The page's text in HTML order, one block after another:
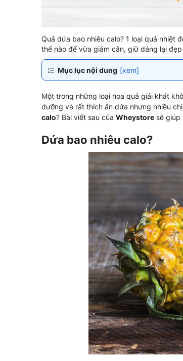
Quả dứa bao nhiêu calo? 1 loại quả nhiệt
thế nào để vừa giảm cân, giữ dáng lại
Mục lục nội dung [xem]
Một trong những loại hoa quả giải khát
dưỡng và rất thích ăn dứa nhưng nhiều
calo? Bài viết sau của Wheystore sẽ giúp
Dứa bao nhiêu calo?